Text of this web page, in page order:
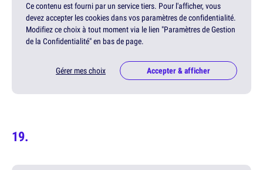
Ce contenu est fourni par un service tiers. Pour l'afficher, vous
devez accepter les cookies dans vos paramètres de confidentialité.
Modifiez ce choix à tout moment via le lien "Paramètres de Gestion
de la Confidentialité" en bas de page.
Gérer mes choix Accepter & afficher